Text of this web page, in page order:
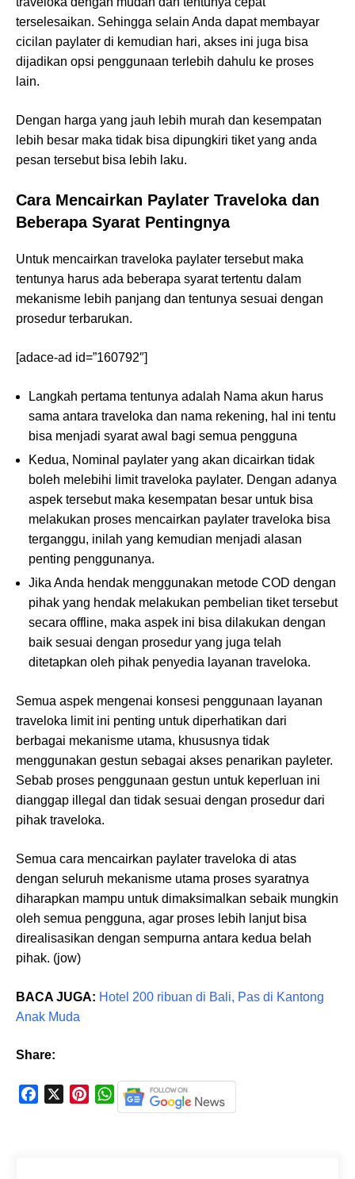
terselesaikan. Sehingga selain Anda dapat membayar
cicilan paylater di kemudian hari, akses ini juga bisa
dijadikan opsi penggunaan terlebih dahulu ke proses
lain.
Dengan harga yang jauh lebih murah dan kesempatan
lebih besar maka tidak bisa dipungkiri tiket yang anda
pesan tersebut bisa lebih laku.
Cara Mencairkan Paylater Traveloka dan
Beberapa Syarat Pentingnya
Untuk mencairkan traveloka paylater tersebut maka
tentunya harus ada beberapa syarat tertentu dalam
mekanisme lebih panjang dan tentunya sesuai dengan
prosedur terbarukan.
[adace-ad id=”160792″]
Langkah pertama tentunya adalah Nama akun harus
sama antara traveloka dan nama rekening, hal ini tentu
bisa menjadi syarat awal bagi semua pengguna
Kedua, Nominal paylater yang akan dicairkan tidak
boleh melebihi limit traveloka paylater. Dengan adanya
aspek tersebut maka kesempatan besar untuk bisa
melakukan proses mencairkan paylater traveloka bisa
terganggu, inilah yang kemudian menjadi alasan
penting penggunanya.
Jika Anda hendak menggunakan metode COD dengan
pihak yang hendak melakukan pembelian tiket tersebut
secara offline, maka aspek ini bisa dilakukan dengan
baik sesuai dengan prosedur yang juga telah
ditetapkan oleh pihak penyedia layanan traveloka.
Semua aspek mengenai konsesi penggunaan layanan
traveloka limit ini penting untuk diperhatikan dari
berbagai mekanisme utama, khususnya tidak
menggunakan gestun sebagai akses penarikan payleter.
Sebab proses penggunaan gestun untuk keperluan ini
dianggap illegal dan tidak sesuai dengan prosedur dari
pihak traveloka.
Semua cara mencairkan paylater traveloka di atas
dengan seluruh mekanisme utama proses syaratnya
diharapkan mampu untuk dimaksimalkan sebaik mungkin
oleh semua pengguna, agar proses lebih lanjut bisa
direalisasikan dengan sempurna antara kedua belah
pihak. (jow)
BACA JUGA: Hotel 200 ribuan di Bali, Pas di Kantong
Anak Muda
Share:
W
h